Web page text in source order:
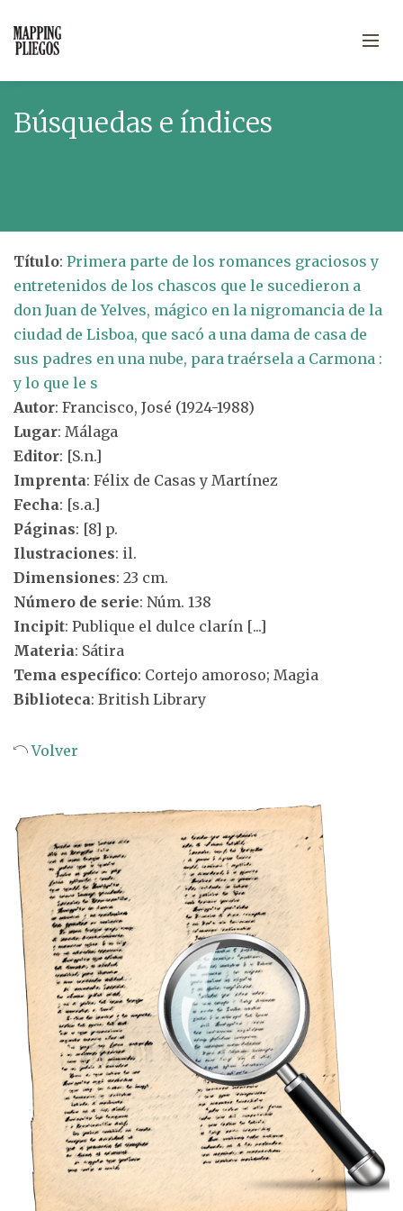
Búsquedas e índices
Título: Primera parte de los romances graciosos y
entretenidos de los chascos que le sucedieron a
don Juan de Yelves, mágico en la nigromancia de la
ciudad de Lisboa, que sacó a una dama de casa de
sus padres en una nube, para traérsela a Carmona :
y lo que le s
Autor: Francisco, José (1924-1988)
Lugar: Málaga
Editor: [S.n.]
Imprenta: Félix de Casas y Martínez
Fecha: [s.a.]
Páginas: [8] p.
Ilustraciones: il.
Dimensiones: 23 cm.
Número de serie: Núm. 138
Incipit: Publique el dulce clarín [...]
Materia: Sátira
Tema específico: Cortejo amoroso; Magia
Biblioteca: British Library
Volver